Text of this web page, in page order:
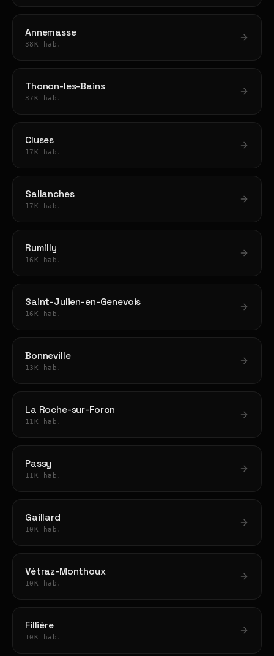
Annemasse
38K hab.
Thonon-les-Bains
37K hab.
Cluses
17K hab.
Sallanches
17K hab.
Rumilly
16K hab.
Saint-Julien-en-Genevois
16K hab.
Bonneville
13K hab.
La Roche-sur-Foron
11K hab.
Passy
11K hab.
Gaillard
10K hab.
Vétraz-Monthoux
10K hab.
Fillière
10K hab.